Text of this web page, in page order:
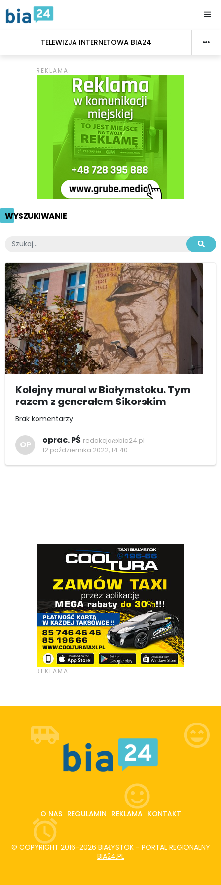
TELEWIZJA INTERNETOWA BIA24
WYSZUKIWANIE
Kolejny mural w Białymstoku. Tym
razem z generałem Sikorskim
Brak komentarzy
OP oprac. PŚ redakcja@bia24.pl
12 października 2022, 14:40
O NAS REGULAMIN REKLAMA KONTAKT
© COPYRIGHT 2016-2026 BIAŁYSTOK - PORTAL REGIONALNY
BIA24.PL